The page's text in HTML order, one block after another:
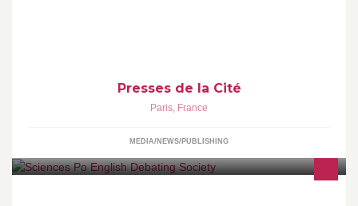
Presses de la Cité
Paris, France
MEDIA/NEWS/PUBLISHING